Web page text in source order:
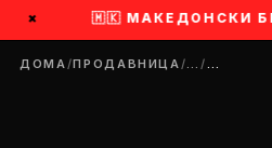
× 🇲🇰 МАКЕДОНСКИ
ДОМА/ПРОДАВНИЦА/…/…